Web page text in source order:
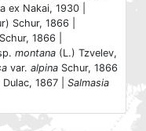
ex Nakai, 1930 |
Schur, 1866 |
1866 |
montana (L.) Tzvelev,
var. alpina Schur, 1866
Dulac, 1867 | Salmasia